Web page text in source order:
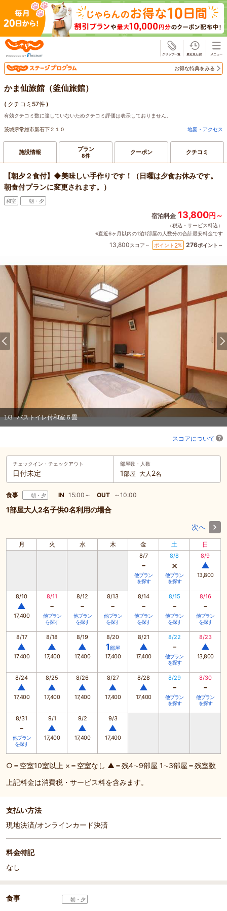
お得な特典をみる
かま仙旅館（釜仙旅館）
( クチコミ57件)
有効クチコミ数に達していないためクチコミ評価は表示しておりません。
茨城県常総市新石下２１０ 地図・アクセス
施設情報 プラン
8件 クーポン クチコミ
【朝夕２食付】◆美味しい手作りです！（日曜は夕食お休みです。
朝食付プランに変更されます。）
和室 朝・夕
宿泊料金 13,800円～
（税込・サービス料込）
※直近6ヶ月以内の1泊1部屋の人数分の合計最安料金です
13,800スコア～ ポイント 2% 276ポイント～
1/3 バストイレ付和室６畳
スコアについて
チェックイン・ チェックアウト
日付未定
部屋数・人数
1部屋 大人 2名
食事 朝・夕 IN 15:00～ OUT ～10:00
1部屋大人2名子供0名利用の場合
次へ
月 火 水 木 金 土 日
8/7
-
他プラン
を探す
8/8
×
他プラン
を探す
8/9
▲
13,800
8/10
▲
17,400
8/11
-
他プラン
を探す
8/12
-
他プラン
を探す
8/13
-
他プラン
を探す
8/14
-
他プラン
を探す
8/15
-
他プラン
を探す
8/16
-
他プラン
を探す
8/17
▲
17,400
8/18
▲
17,400
8/19
▲
17,400
8/20
1部屋
17,400
8/21
▲
17,400
8/22
-
他プラン
を探す
8/23
▲
13,800
8/24
▲
17,400
8/25
▲
17,400
8/26
▲
17,400
8/27
▲
17,400
8/28
▲
17,400
8/29
-
他プラン
を探す
8/30
-
他プラン
を探す
8/31
-
他プラン
を探す
9/1
▲
17,400
9/2
▲
17,400
9/3
▲
17,400
○＝空室10室以上 ×＝空室なし ▲＝残4∼9部屋 1∼3部屋＝残室数
上記料金は消費税・サービス料を含みます。
支払い方法
現地決済/オンラインカード決済
料金特記
なし
食事 朝・夕